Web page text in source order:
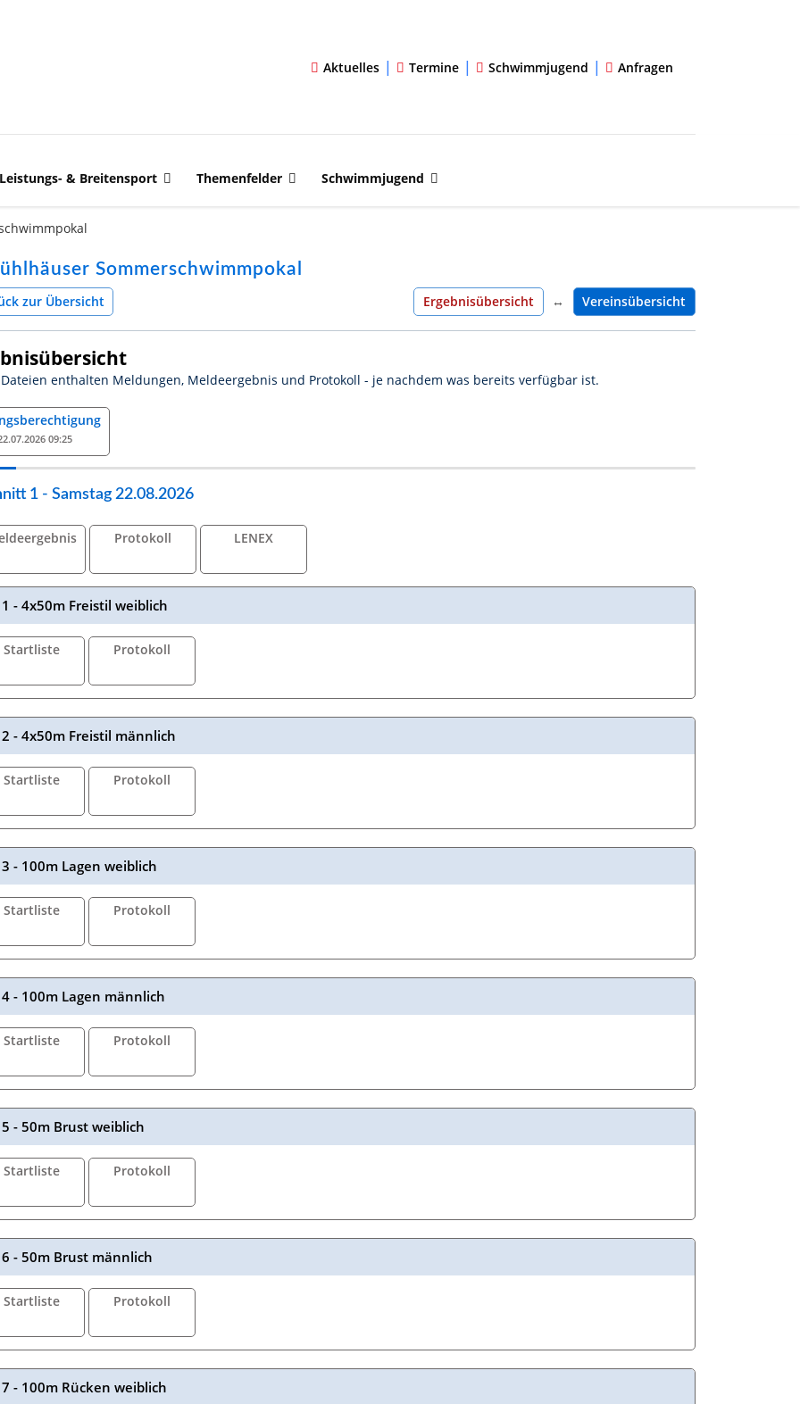
Aktuelles | Termine | Schwimmjugend | Anfragen
Leistungs- & Breitensport Themenfelder Schwimmjugend
Sommerschwimmpokal
zur Übersicht Ergebnisübersicht ↔ Vereinsübersicht
Dateien enthalten Meldungen, Meldeergebnis und Protokoll - je nachdem was bereits verfügbar ist.
09:25
1 - Samstag 22.08.2026
Protokoll LENEX
- 4x50m Freistil weiblich
Startliste Protokoll
- 4x50m Freistil männlich
Startliste Protokoll
- 100m Lagen weiblich
Startliste Protokoll
- 100m Lagen männlich
Startliste Protokoll
- 50m Brust weiblich
Startliste Protokoll
- 50m Brust männlich
Startliste Protokoll
- 100m Rücken weiblich